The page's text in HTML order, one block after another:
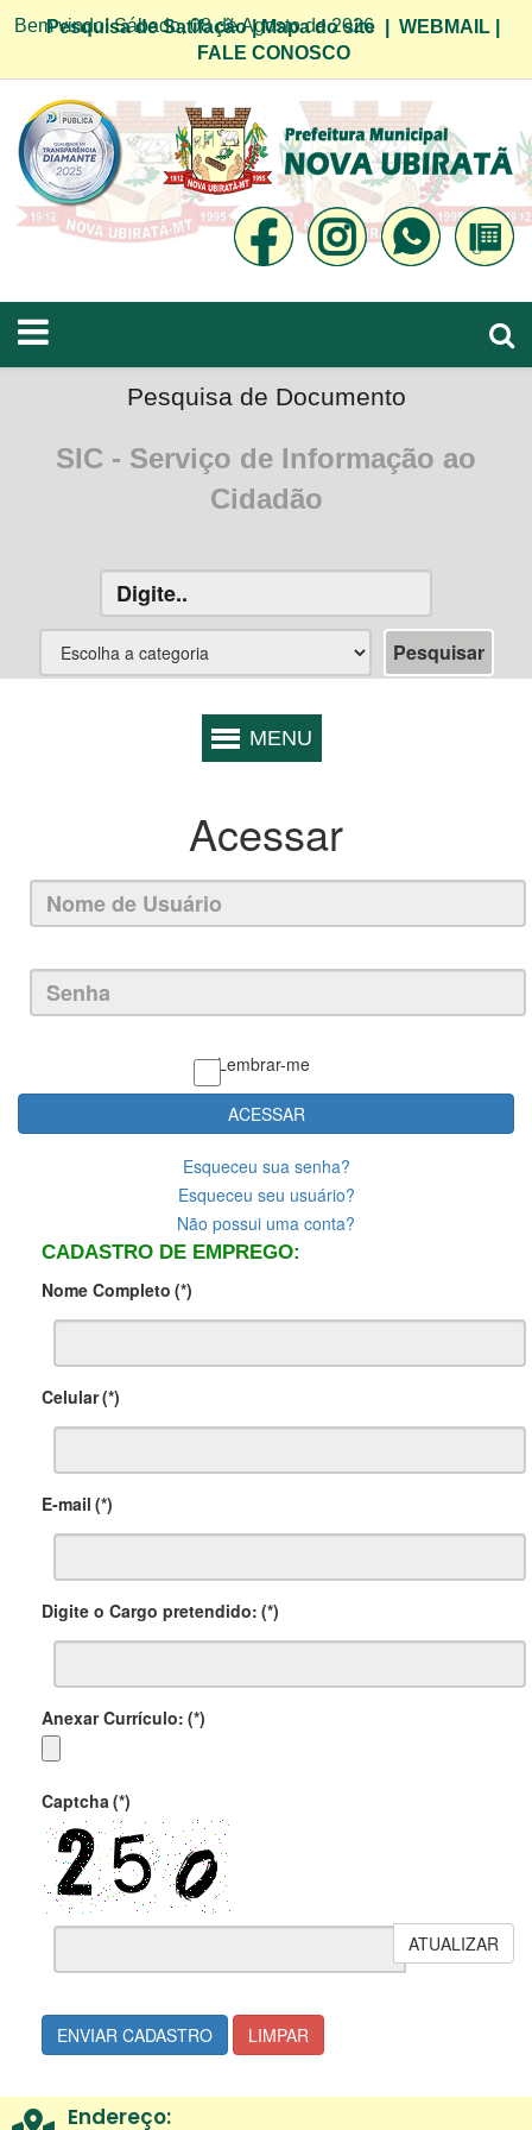
Bem vindo! Sábado, 08 de Agosto de 2026
Pesquisa de Satifação|Mapa do site WEBMAIL
FALE CONOSCO
Pesquisa de Documento
SIC - Serviço de Informação ao
Cidadão
Acessar
Lembrar-me
ACESSAR
Esqueceu sua senha?
Esqueceu seu usuário?
Não possui uma conta?
CADASTRO DE EMPREGO:
Nome Completo (*)
Celular(*)
E-mail (*)
Digite o Cargo pretendido: (*)
Anexar Currículo: (*)
Captcha (*)
ATUALIZAR
ENVIAR CADASTRO LIMPAR
Endereço: